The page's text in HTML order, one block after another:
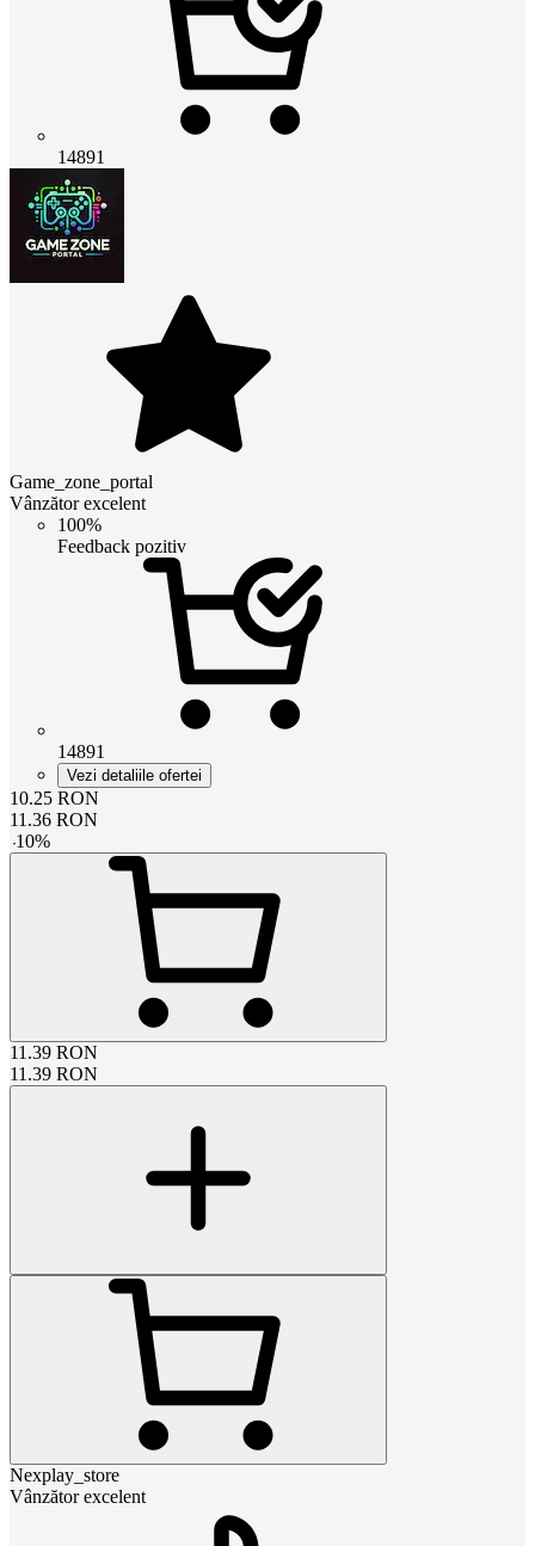
14891
Game_zone_portal
Vânzător excelent
100%
Feedback pozitiv
14891
Vezi detaliile ofertei
10.25 RON
11.36 RON
-10%
11.39 RON
11.39 RON
Nexplay_store
Vânzător excelent